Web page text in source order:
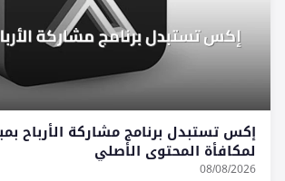
إكس تستبدل برنامج مشاركة الأرباح
لمكافأة المحتوى الأصلي
08/08/2026